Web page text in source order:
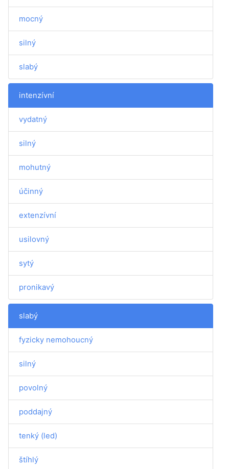
mocný
silný
slabý
intenzívní
vydatný
silný
mohutný
účinný
extenzívní
usilovný
sytý
pronikavý
slabý
fyzicky nemohoucný
silný
povolný
poddajný
tenký (led)
štíhlý